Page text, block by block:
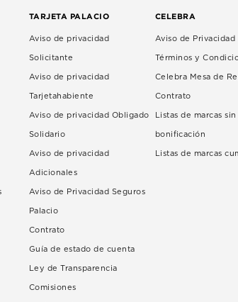
TARJETA PALACIO
Aviso de privacidad
Solicitante
Aviso de privacidad
Tarjetahabiente
Aviso de privacidad Obligado
Solidario
Aviso de privacidad
Adicionales
Aviso de Privacidad Seguros
Palacio
Contrato
Guía de estado de cuenta
Ley de Transparencia
Comisiones
CELEBRA
Aviso de Privacidad
Términos y
Celebra Mesa de
Contrato
Listas de marcas sin
bonificación
Listas de marcas